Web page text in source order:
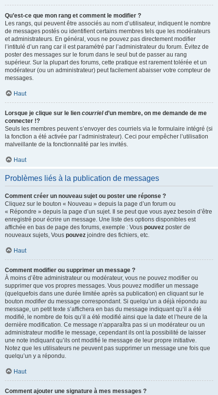
Qu’est-ce que mon rang et comment le modifier ?
Les rangs, qui peuvent être associés au nom d’utilisateur, indiquent le nombre
de messages postés ou identifient certains membres tels que les modérateurs
et administrateurs. En général, vous ne pouvez pas directement modifier
l’intitulé d’un rang car il est paramétré par l’administrateur du forum. Évitez de
poster des messages sur le forum dans le seul but de passer au rang
supérieur. Sur la plupart des forums, cette pratique est rarement tolérée et un
modérateur (ou un administrateur) peut facilement abaisser votre compteur de
messages.
Haut
Lorsque je clique sur le lien courrield’un membre, on me demande de me
connecter !?
Seuls les membres peuvent s’envoyer des courriels via le formulaire intégré (si
la fonction a été activée par l’administrateur). Ceci pour empêcher l’utilisation
malveillante de la fonctionnalité par les invités.
Haut
Problèmes liés à la publication de messages
Comment créer un nouveau sujet ou poster une réponse ?
Cliquez sur le bouton « Nouveau » depuis la page d’un forum ou
« Répondre » depuis la page d’un sujet. Il se peut que vous ayez besoin d’être
enregistré pour écrire un message. Une liste des options disponibles est
affichée en bas de page des forums, exemple : Vous pouvez poster de
nouveaux sujets, Vous pouvez joindre des fichiers, etc.
Haut
Comment modifier ou supprimer un message ?
À moins d’être administrateur ou modérateur, vous ne pouvez modifier ou
supprimer que vos propres messages. Vous pouvez modifier un message
(quelquefois dans une durée limitée après sa publication) en cliquant sur le
bouton modifierdu message correspondant. Si quelqu’un a déjà répondu au
message, un petit texte s’affichera en bas du message indiquant qu’il a été
modifié, le nombre de fois qu’il a été modifié ainsi que la date et l’heure de la
dernière modification. Ce message n’apparaîtra pas si un modérateur ou un
administrateur modifie le message, cependant ils ont la possibilité de laisser
une note indiquant qu’ils ont modifié le message de leur propre initiative.
Notez que les utilisateurs ne peuvent pas supprimer un message une fois que
quelqu’un y a répondu.
Haut
Comment ajouter une signature à mes messages ?